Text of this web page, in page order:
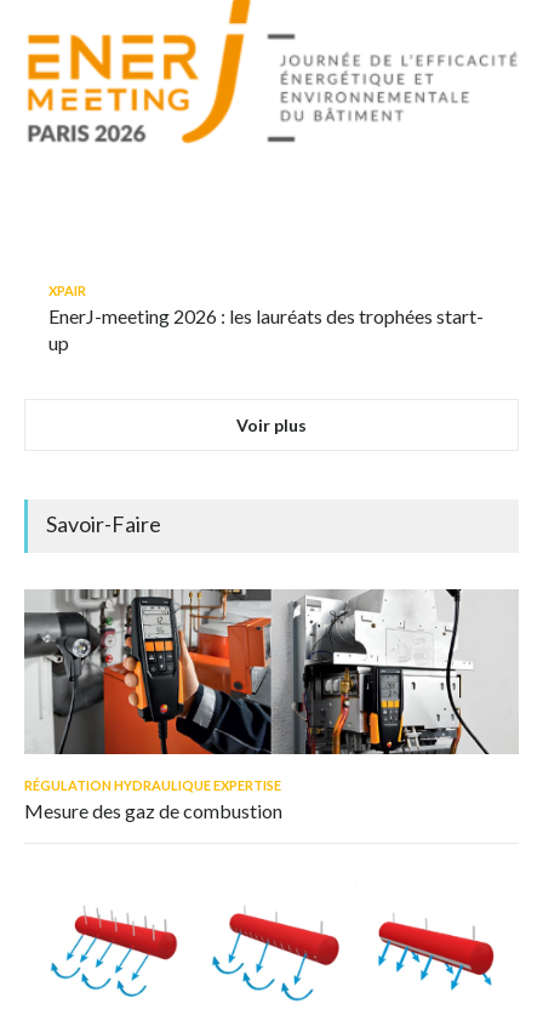
XPAIR
EnerJ-meeting 2026 : les lauréats des trophées start-
up
Voir plus
Savoir-Faire
RÉGULATION HYDRAULIQUE EXPERTISE
Mesure des gaz de combustion